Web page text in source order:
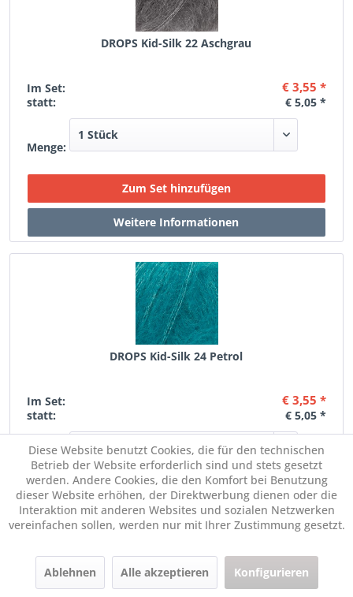
DROPS Kid-Silk 22 Aschgrau
Im Set: € 3,55 *
statt: € 5,05 *
Menge:
DROPS Kid-Silk 24 Petrol
Im Set: € 3,55 *
statt: € 5,05 *
Menge:
Diese Website benutzt Cookies, die für den technischen
Betrieb der Website erforderlich sind und stets gesetzt
werden. Andere Cookies, die den Komfort bei Benutzung
dieser Website erhöhen, der Direktwerbung dienen oder die
Interaktion mit anderen Websites und sozialen Netzwerken
vereinfachen sollen, werden nur mit Ihrer Zustimmung gesetzt.
Ablehnen Alle akzeptieren Konfigurieren